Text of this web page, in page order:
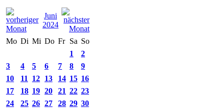
Juni
2024
Mo Di Mi Do Fr Sa So
1
2
3
4 5 6 7 8
9
10
11 12 13 14 15 16
17
18 19 20 21 22 23
24
25 26 27 28 29 30